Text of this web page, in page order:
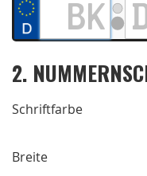
2.
Schriftfarbe
Breite